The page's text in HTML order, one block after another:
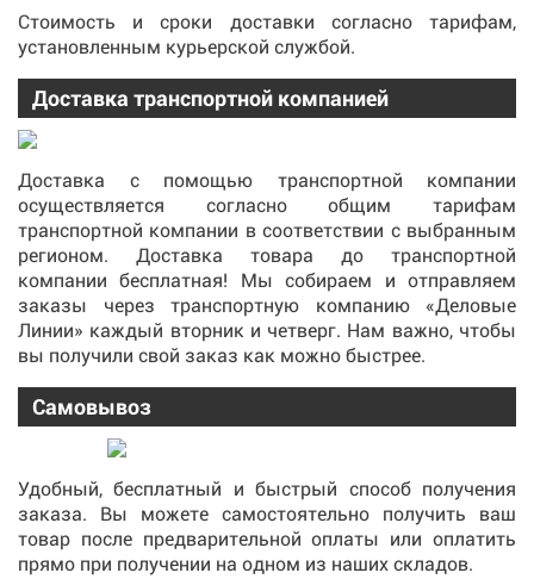
Стоимость и сроки доставки согласно тарифам,
установленным курьерской службой.
Доставка транспортной компанией
Доставка с помощью транспортной компании
осуществляется согласно общим тарифам
транспортной компании в соответствии с выбранным
регионом. Доставка товара до транспортной
компании бесплатная! Мы собираем и отправляем
заказы через транспортную компанию «Деловые
Линии» каждый вторник и четверг. Нам важно, чтобы
вы получили свой заказ как можно быстрее.
Самовывоз
Удобный, бесплатный и быстрый способ получения
заказа. Вы можете самостоятельно получить ваш
товар после предварительной оплаты или оплатить
прямо при получении на одном из наших складов.